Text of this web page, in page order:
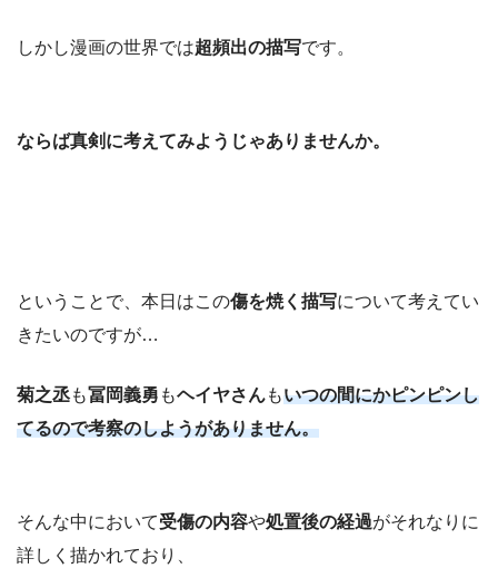
しかし漫画の世界では超頻出の描写です。
ならば真剣に考えてみようじゃありませんか。
ということで、本日はこの傷を焼く描写について考えてい
きたいのですが…
菊之丞も冨岡義勇 もヘイヤさんもいつの間にかピンピンし
てるので考察のしようがありません。
そんな中において受傷の内容や処置後の経過がそれなりに
詳しく描かれており、